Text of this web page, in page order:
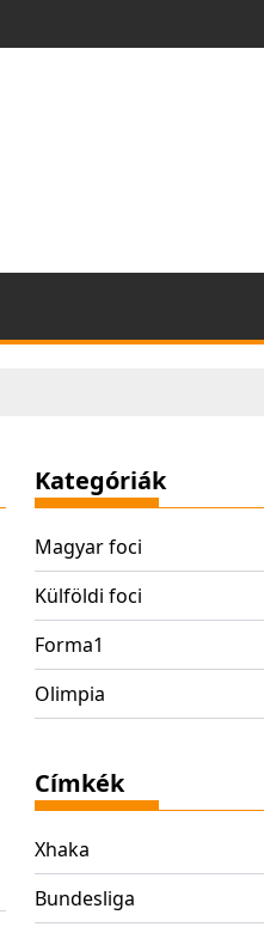
Kategóriák
Magyar foci
Külföldi foci
Forma1
Olimpia
Címkék
Xhaka
Bundesliga